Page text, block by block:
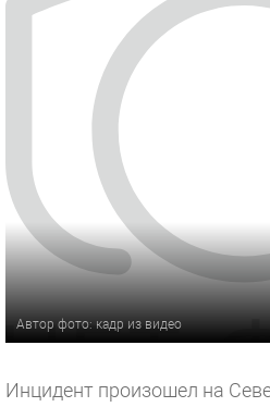
Автор фото: кадр из видео
Инцидент произошел на